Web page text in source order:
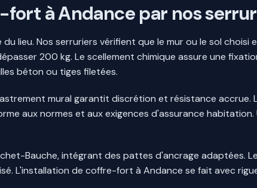
à Andance par nos
lieu. Nos serruriers vérifient que le mur ou le sol
200 kg. Le scellement chimique assure une
béton ou tiges filetées.
mural garantit discrétion et résistance accrue.
aux normes et aux exigences d'assurance habitation.
Bauche, intégrant des pattes d'ancrage adaptées.
L'installation de coffre-fort à Andance se fait avec